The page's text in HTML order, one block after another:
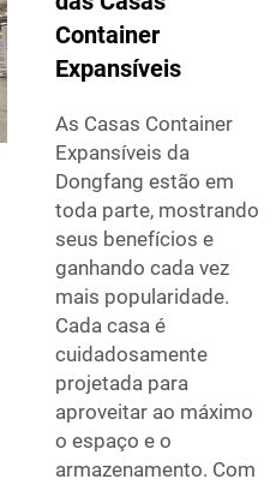
Container
Expansíveis
As Casas Container
Expansíveis da
Dongfang estão em
toda parte, mostrando
seus benefícios e
ganhando cada vez
mais popularidade.
Cada casa é
cuidadosamente
projetada para
aproveitar ao máximo
o espaço e o
armazenamento. Com